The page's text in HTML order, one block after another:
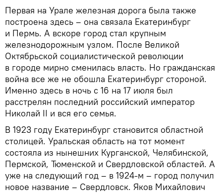
Первая на Урале железная дорога была также
построена здесь – она связала Екатеринбург
и Пермь. А вскоре город стал крупным
железнодорожным узлом. После Великой
Октябрьской социалистической революции
в городе мирно сменилась власть. Но гражданская
война все же не обошла Екатеринбург стороной.
Именно здесь в ночь с 16 на 17 июля был
расстрелян последний российский император
Николай II и вся его семья.
В 1923 году Екатеринбург становится областной
столицей. Уральская область на тот момент
состояла из нынешних Курганской, Челябинской,
Пермской, Тюменской и Свердловской областей. А
уже на следующий год – в 1924-м – город получил
новое название – Свердловск. Яков Михайлович